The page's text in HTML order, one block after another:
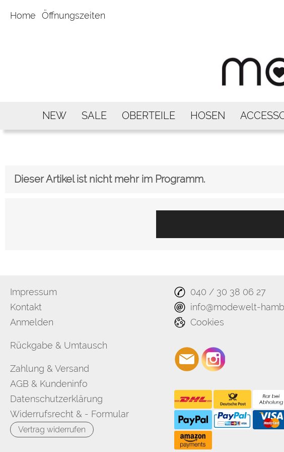
Home Öffnungszeiten
NEW SALE OBERTEILE HOSEN
Dieser Artikel ist nicht mehr im Programm.
Impressum
Kontakt
Anmelden
Rückgabe & Umtausch
Zahlung & Versand
AGB & Kundeninfo
Datenschutzerklärung
Widerrufsrecht & - Formular
Vertrag widerrufen
040 / 30 38 06 27
info@modewelt-
Cookies